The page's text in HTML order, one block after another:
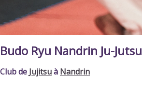
Budo Ryu Nandrin Ju-Jutsu
Club de Jujitsuà Nandrin